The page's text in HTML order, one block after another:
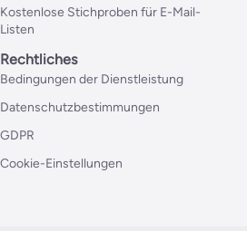
Kostenlose Stichproben für E-Mail-
Listen
Rechtliches
Bedingungen der Dienstleistung
Datenschutzbestimmungen
GDPR
Cookie-Einstellungen